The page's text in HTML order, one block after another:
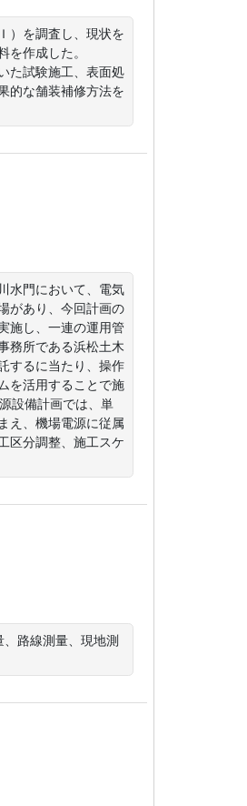
）を調査し、現状を
作成した。
た試験施工、表面処
的な舗装補修方法を
水門において、電気
があり、今回計画の
施し、一連の運用管
務所である浜松土木
するに当たり、操作
を活用することで施
設備計画では、単
え、機場電源に従属
区分調整、施工スケ
路線測量、現地測